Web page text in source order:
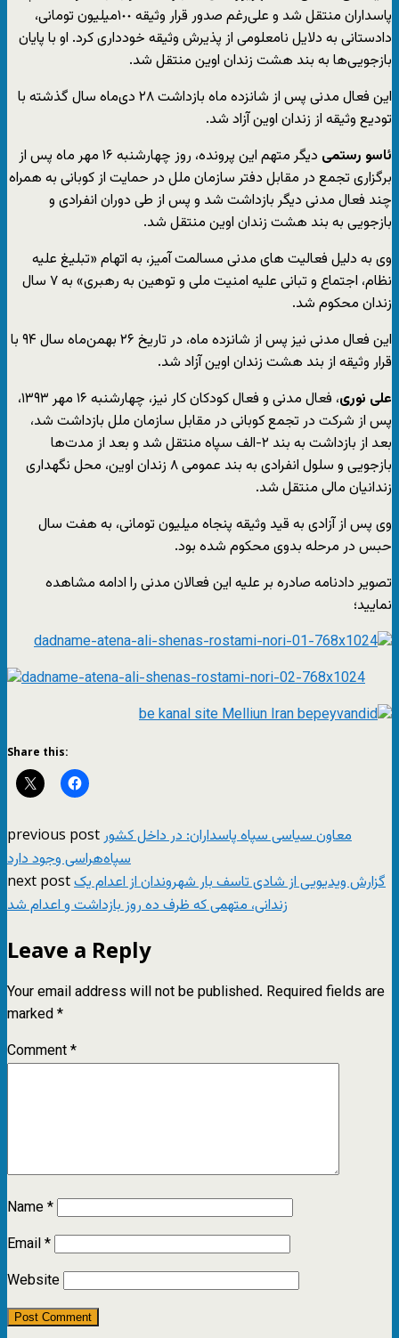
پاسداران منتقل شد و علی‌‌رغم صدور قرار وثیقه ١٠٠میلیون تومانی،
دادستانی به دلایل نامعلومی از پذیرش وثیقه خودداری کرد. او با پایان
بازجویی‌ها به بند هشت زندان اوین منتقل شد.
این فعال مدنی پس از شانزده ماه بازداشت ۲۸ دی‌ماه سال گذشته با
تودیع وثیقه از زندان اوین آزاد شد.
ئاسو رستمی
دیگر متهم این پرونده، روز چهارشنبه ۱۶ مهر ماه پس از
برگزاری تجمع در مقابل دفتر سازمان ملل در حمایت از کوبانی به همراه
چند فعال مدنی دیگر بازداشت شد و پس از طی دوران انفرادی و
بازجویی به بند هشت زندان اوین منتقل شد.
وی به دلیل فعالیت های مدنی مسالمت آمیز، به اتهام «تبلیغ علیه
نظام، اجتماع و تبانی علیه امنیت ملی و توهین به رهبری» به ۷ سال
زندان محکوم شد.
این فعال مدنی نیز پس از شانزده ماه، در تاریخ ۲۶ بهمن‌ماه سال ۹۴ با
قرار وثیقه از بند هشت زندان اوین آزاد شد.
علی نوری
، فعال مدنی و فعال کودکان کار نیز، چهارشنبه ۱۶ مهر ۱۳۹۳،
پس از شرکت در تجمع کوبانی در مقابل سازمان ملل بازداشت شد،
بعد از بازداشت به بند ۲-الف سپاه منتقل شد و بعد از مدت‌ها
بازجویی و سلول انفرادی به بند عمومی ۸ زندان اوین، محل نگهداری
زندانیان مالی منتقل شد.
وی پس از آزادی به قید وثیقه پنجاه میلیون تومانی، به هفت سال
حبس در مرحله بدوی محکوم شده بود.
تصویر دادنامه صادره بر علیه این فعالان مدنی را ادامه مشاهده
نمایید؛
Share this:
previous post معاون سیاسی سپاه پاسداران: در داخل کشور
سپاه‌هراسی وجود دارد
next postگزارش ویدیویی از شادی تاسف بار شهروندان از اعدام یک
زندانی، متهمی که ظرف ده روز بازداشت و اعدام شد
Leave a Reply
Your email address will not be published. Required fields are
marked*
Comment*
Name*
Email*
Website